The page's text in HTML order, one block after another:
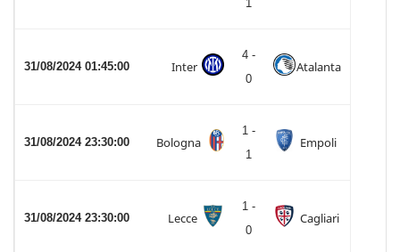
1
31/08/2024 01:45:00 Inter
4 -
0
Atalanta
31/08/2024 23:30:00 Bologna
1 -
1
Empoli
31/08/2024 23:30:00 Lecce
1 -
0
Cagliari